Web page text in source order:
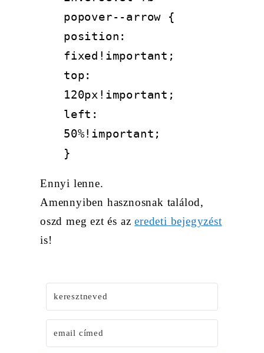
popover--arrow {
position :
fixed !important ;
top:
120px !important ;
left :
50%!important ;
}
Ennyi lenne.
Amennyiben hasznosnak találod,
oszd meg ezt és azeredeti bejegyzést
is!